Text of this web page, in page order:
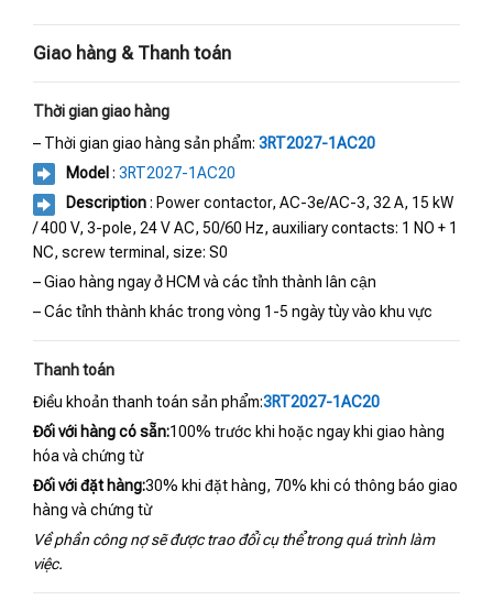
Giao hàng & Thanh toán
Thời gian giao hàng
– Thời gian giao hàng sản phẩm: 3RT2027-1AC20
Model : 3RT2027-1AC20
Description: Power contactor, AC-3e/AC-3, 32 A, 15 kW
/ 400 V, 3-pole, 24 V AC, 50/60 Hz, auxiliary contacts: 1 NO + 1
NC, screw terminal, size: S0
– Giao hàng ngay ở HCM và các tỉnh thành lân cận
– Các tỉnh thành khác trong vòng 1-5 ngày tùy vào khu vực
Thanh toán
Điều khoản thanh toán sản phẩm:3RT2027-1AC20
Đối với hàng có sẵn:100% trước khi hoặc ngay khi giao hàng
hóa và chứng từ
Đối với đặt hàng:30% khi đặt hàng, 70% khi có thông báo giao
hàng và chứng từ
Về phần công nợ sẽ được trao đổi cụ thể trong quá trình làm
việc.